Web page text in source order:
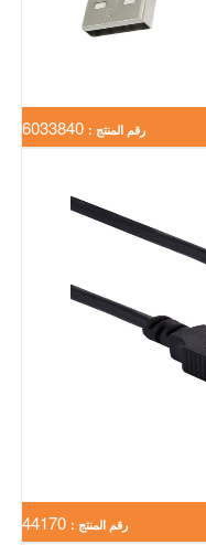
رقم المنتج :
رقم المنتج :